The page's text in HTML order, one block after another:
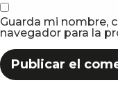
Guarda mi nombre,
navegador para la